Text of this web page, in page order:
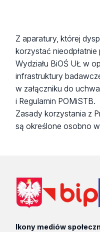
Z aparatury, której
korzystać
Wydziału BiOŚ UŁ w
infrastruktury
w załączniku do
i Regulamin POMiSTB.
Zasady korzystania z
są określone osobno
Ikony mediów